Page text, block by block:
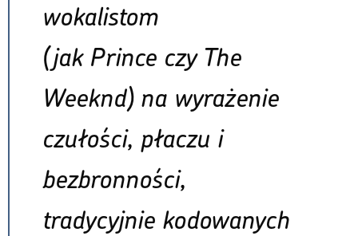
wokalistom
(jak Prince czy The
Weeknd) na wyrażenie
czułości, płaczu i
bezbronności,
tradycyjnie kodowanych